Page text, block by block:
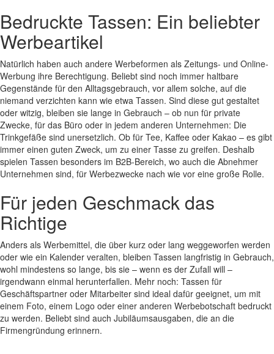
Bedruckte Tassen: Ein beliebter
Werbeartikel
Natürlich haben auch andere Werbeformen als Zeitungs- und Online-
Werbung ihre Berechtigung. Beliebt sind noch immer haltbare
Gegenstände für den Alltagsgebrauch, vor allem solche, auf die
niemand verzichten kann wie etwa Tassen. Sind diese gut gestaltet
oder witzig, bleiben sie lange in Gebrauch – ob nun für private
Zwecke, für das Büro oder in jedem anderen Unternehmen: Die
Trinkgefäße sind unersetzlich. Ob für Tee, Kaffee oder Kakao – es gibt
immer einen guten Zweck, um zu einer Tasse zu greifen. Deshalb
spielen Tassen besonders im B2B-Bereich, wo auch die Abnehmer
Unternehmen sind, für Werbezwecke nach wie vor eine große Rolle.
Für jeden Geschmack das
Richtige
Anders als Werbemittel, die über kurz oder lang weggeworfen werden
oder wie ein Kalender veralten, bleiben Tassen langfristig in Gebrauch,
wohl mindestens so lange, bis sie – wenn es der Zufall will –
irgendwann einmal herunterfallen. Mehr noch: Tassen für
Geschäftspartner oder Mitarbeiter sind ideal dafür geeignet, um mit
einem Foto, einem Logo oder einer anderen Werbebotschaft bedruckt
zu werden. Beliebt sind auch Jubiläumsausgaben, die an die
Firmengründung erinnern.